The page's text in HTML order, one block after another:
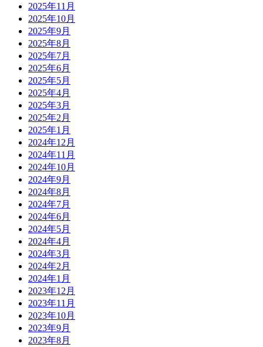
2025年11月
2025年10月
2025年9月
2025年8月
2025年7月
2025年6月
2025年5月
2025年4月
2025年3月
2025年2月
2025年1月
2024年12月
2024年11月
2024年10月
2024年9月
2024年8月
2024年7月
2024年6月
2024年5月
2024年4月
2024年3月
2024年2月
2024年1月
2023年12月
2023年11月
2023年10月
2023年9月
2023年8月